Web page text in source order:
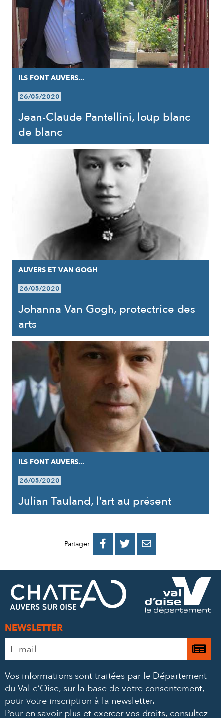
ILS FONT AUVERS...
26/05/2020
Jean-Claude Pantellini, loup blanc
de blanc
AUVERS ET VAN GOGH
26/05/2020
Johanna Van Gogh, protectrice des
arts
ILS FONT AUVERS...
26/05/2020
Julian Tauland, l’art au présent
Partager 
PARTAGER
FACEBOOK
PARTAGER
PARTAGER
MAIL
NEWSLETTER
Adresse
e-
*
Je
à
Vos informations sont traitées par le Département
du Val d’Oise, sur la base de votre consentement,
pour votre inscription à la newsletter.
Pour en savoir plus et exercer vos droits, consultez